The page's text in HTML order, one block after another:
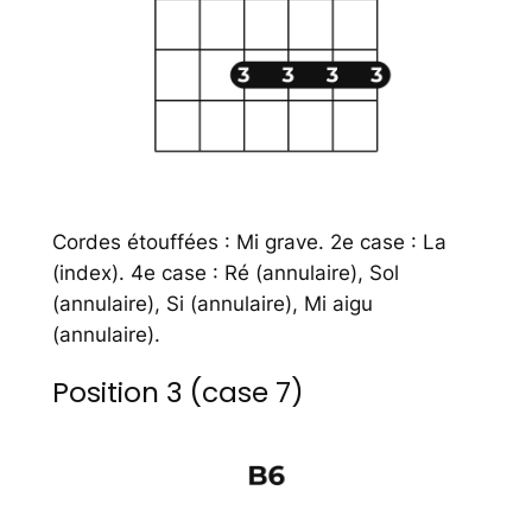
Cordes étouffées : Mi grave. 2e case : La
(index). 4e case : Ré (annulaire), Sol
(annulaire), Si (annulaire), Mi aigu
(annulaire).
Position 3 (case 7)